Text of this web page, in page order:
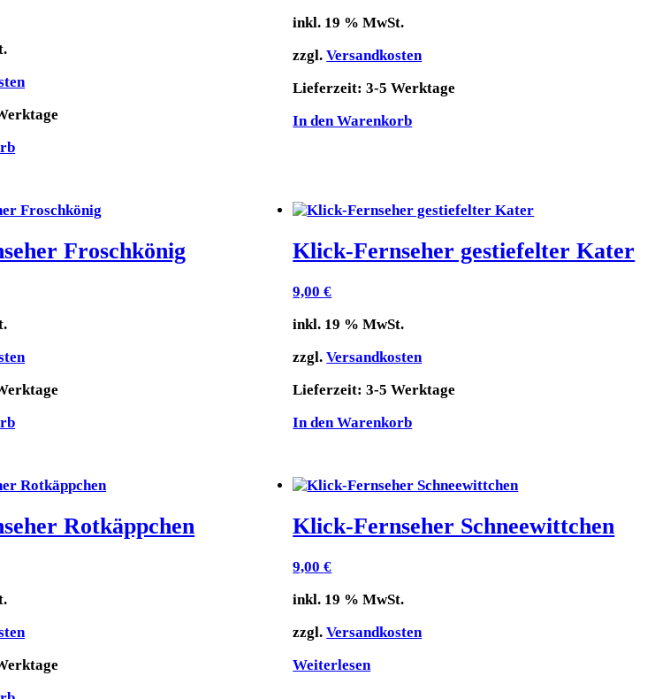
inkl. 19 % MwSt.
zzgl.Versandkosten
Lieferzeit:3-5 Werktage
In den Warenkorb
Froschkönig Klick-Fernseher gestiefelter Kater
9,00€
inkl. 19 % MwSt.
zzgl.Versandkosten
Lieferzeit:3-5 Werktage
In den Warenkorb
Rotkäppchen Klick-Fernseher Schneewittchen
9,00€
inkl. 19 % MwSt.
zzgl.Versandkosten
Weiterlesen